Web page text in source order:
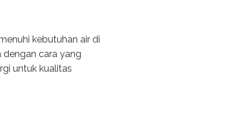
kebutuhan air di
dengan cara yang
untuk kualitas